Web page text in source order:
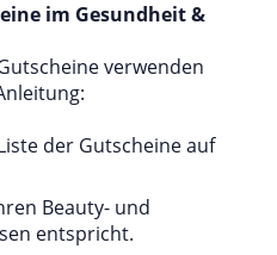
im Gesundheit &
verwenden
der Gutscheine auf
Beauty- und
entspricht.